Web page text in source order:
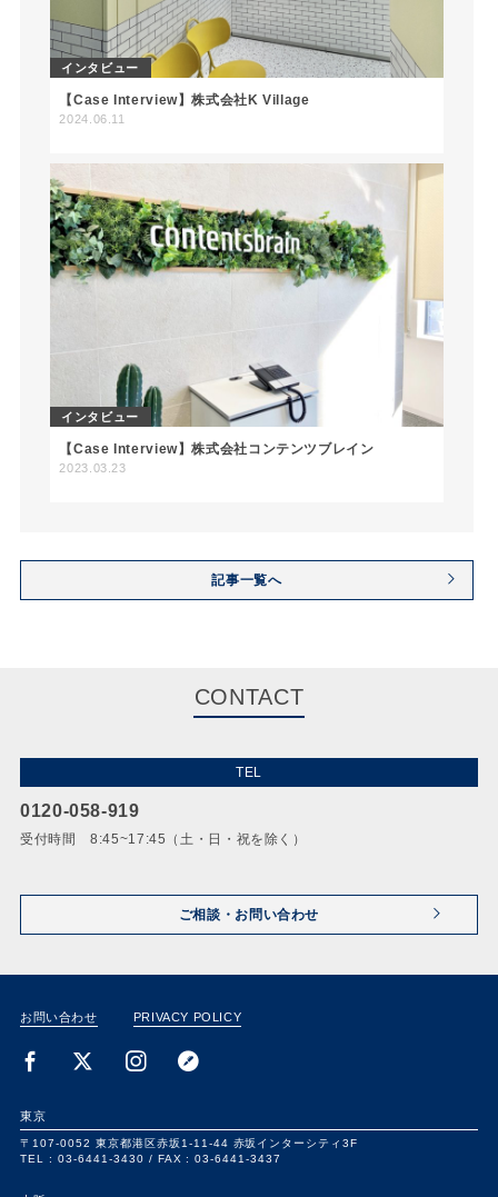
インタビュー
【Case Interview】株式会社K Village
2024.06.11
インタビュー
【Case Interview】株式会社コンテンツブレイン
2023.03.23
記事一覧へ
CONTACT
TEL
0120-058-919
受付時間 8:45~17:45（土・日・祝を除く）
ご相談・お問い合わせ
お問い合わせ PRIVACY POLICY
東京
〒107-0052 東京都港区赤坂1-11-44 赤坂インターシティ3F
TEL : 03-6441-3430 / FAX : 03-6441-3437